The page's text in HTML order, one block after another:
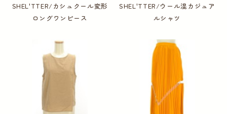
SHEL'TTER/カシュクール変形
ロングワンピース
SHEL'TTER/ウール混カジュア
ルシャツ